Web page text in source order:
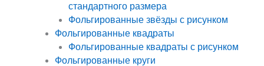
стандартного размера
Фольгированные звёзды с рисунком
Фольгированные квадраты
Фольгированные квадраты с рисунком
Фольгированные круги